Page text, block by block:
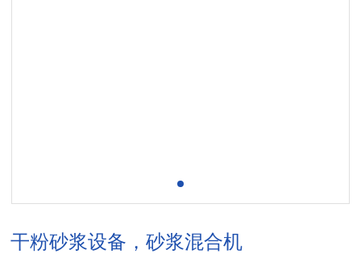
干粉砂浆设备，砂浆混合机